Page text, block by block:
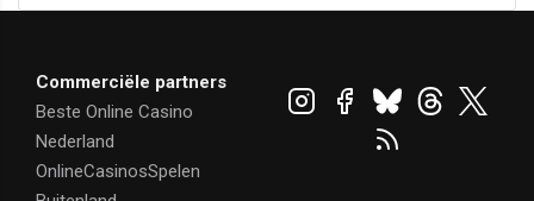
Commerciële partners
Beste Online Casino
Nederland
OnlineCasinosSpelen